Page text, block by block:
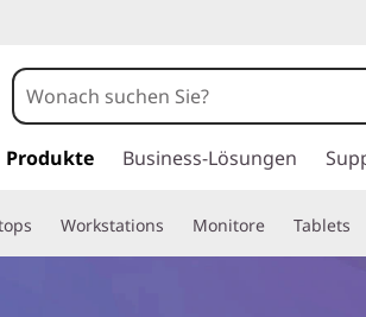
Produkte Business-Lösungen
Workstations Monitore Tablets